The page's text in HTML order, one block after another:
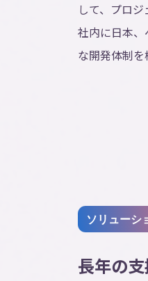
して、プロ
社内に日本
な開発体制を
ソリューシ
長年の